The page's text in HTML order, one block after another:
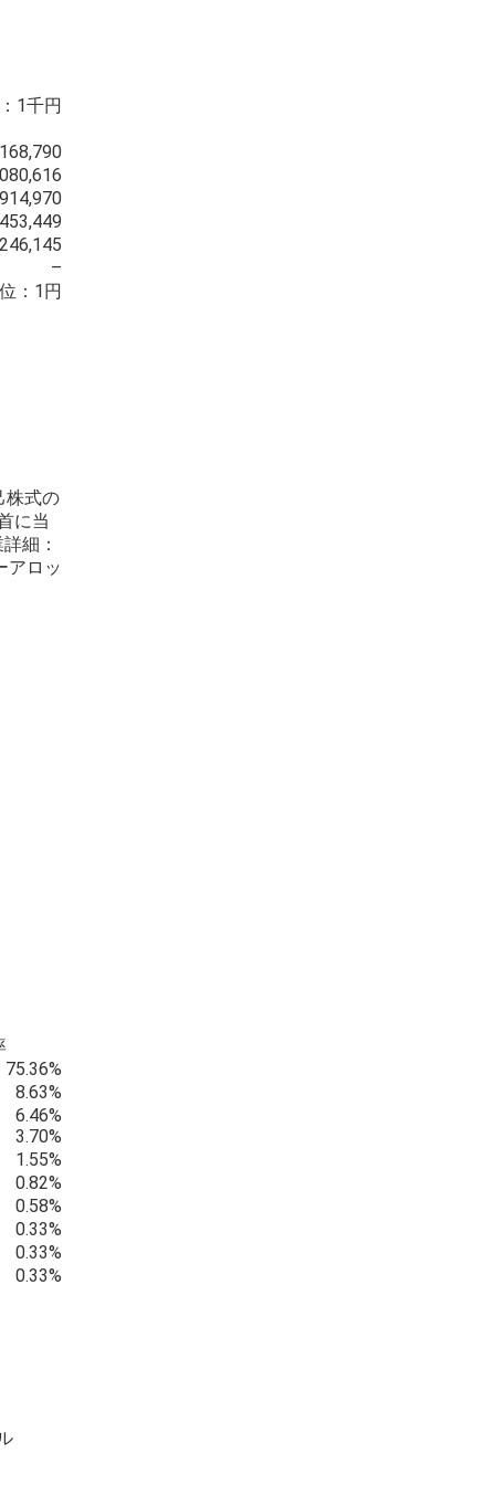
1千円
–
：1円
株式の
に当
細：
アロッ
75.36%
8.63%
6.46%
3.70%
1.55%
0.82%
0.58%
0.33%
0.33%
0.33%